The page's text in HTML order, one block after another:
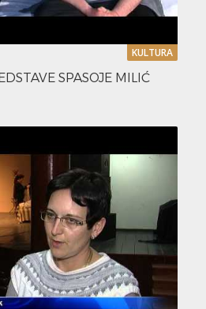
KULTURA
SPASOJE MILIĆ